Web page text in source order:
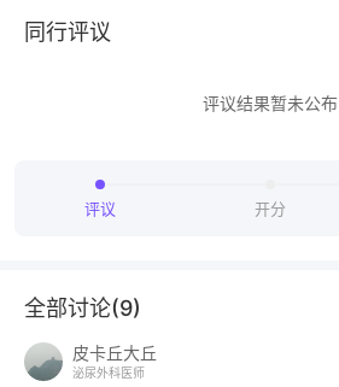
同行评议
评议结果暂未公布
评议 开分
全部讨论(9)
皮卡丘大丘
泌尿外科医师